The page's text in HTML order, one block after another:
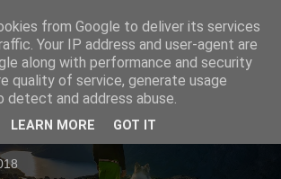
from Google to deliver its services
Your IP address and user-agent are
along with performance and security
quality of service, generate usage
and address abuse.
LEARN MORE GOT IT